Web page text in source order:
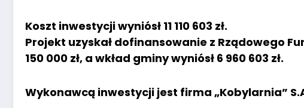
Koszt inwestycji wyniósł 11 110 603 zł.
Projekt uzyskał dofinansowanie z Rządowego
150 000 zł, a wkład gminy wyniósł 6 960 603 zł.
Wykonawcą inwestycji jest firma „Kobylarnia”